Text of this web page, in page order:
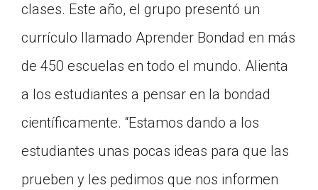
clases. Este año, el grupo presentó un
currículo llamado Aprender Bondad en más
de 450 escuelas en todo el mundo. Alienta
a los estudiantes a pensar en la bondad
científicamente. “Estamos dando a los
estudiantes unas pocas ideas para que las
prueben y les pedimos que nos informen